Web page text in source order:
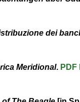
dei
Meridional. PDF